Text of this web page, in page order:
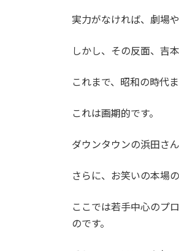
実力がなければ、劇場
しかし、その反面、吉
これまで、昭和の時代
これは画期的です。
ダウンタウンの浜田さ
さらに、お笑いの本場
ここでは若手中心のプ
のです。